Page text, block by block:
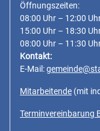
Öffnungszeiten:
08:00 Uhr – 12:00
15:00 Uhr – 18:30
08:00 Uhr – 11:30
Kontakt:
E-Mail:
Mitarbeitende (mit
Terminvereinbarung